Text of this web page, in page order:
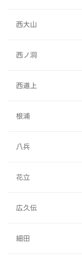
西大山
西ノ洞
西道上
根浦
八兵
花立
広久伝
細田